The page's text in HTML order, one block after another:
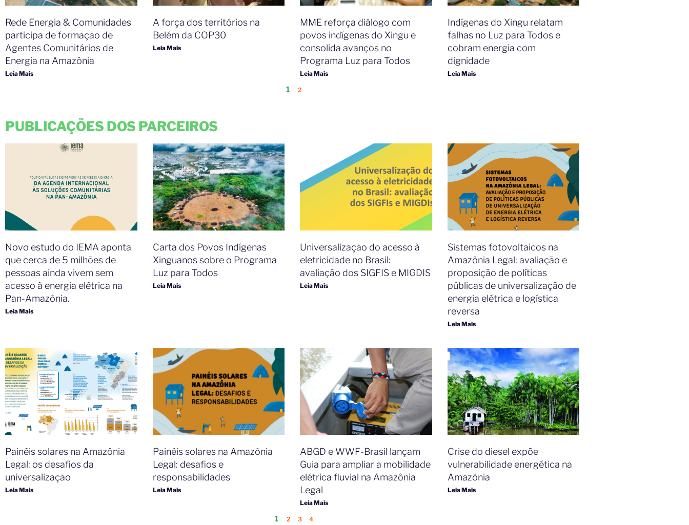
Rede Energia & Comunidades
participa de formação de
Agentes Comunitários de
Energia na Amazônia ​
Leia Mais
A força dos territórios na
Belém da COP30
Leia Mais
MME reforça diálogo com
povos indígenas do Xingu e
consolida avanços no
Programa Luz para Todos​
Leia Mais
Indígenas do Xingu relatam
falhas no Luz para Todos e
cobram energia com
dignidade
Leia Mais
1 2
PUBLICAÇÕES DOS PARCEIROS
Novo estudo do IEMA aponta
que cerca de 5 milhões de
pessoas ainda vivem sem
acesso à energia elétrica na
Pan-Amazônia.
Leia Mais
Carta dos Povos Indígenas
Xinguanos sobre o Programa
Luz para Todos
Leia Mais
Universalização do acesso à
eletricidade no Brasil:
avaliação dos SIGFIS e MIGDIS​
Leia Mais
Sistemas fotovoltaicos na
Amazônia Legal: avaliação e
proposição de políticas
públicas de universalização de
energia elétrica e logística
reversa
Leia Mais
Painéis solares na Amazônia
Legal: os desafios da
universalização
Leia Mais
Painéis solares na Amazônia
Legal: desafios e
responsabilidades
Leia Mais
ABGD e WWF-Brasil lançam
Guia para ampliar a mobilidade
elétrica fluvial na Amazônia
Legal
Leia Mais
Crise do diesel expõe
vulnerabilidade energética na
Amazônia
Leia Mais
1 2 3 4